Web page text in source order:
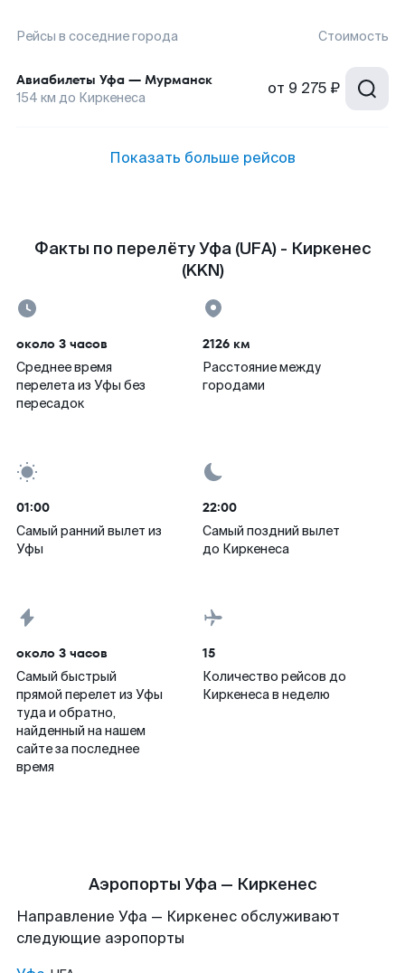
Рейсы в соседние города Стоимость
Авиабилеты Уфа — Мурманск
154 км до Киркенеса от 9 275 ₽
Показать больше рейсов
Факты по перелёту Уфа (UFA) - Киркенес
(KKN)
около 3 часов
Среднее время
перелета из Уфы без
пересадок
2126 км
Расстояние между
городами
01:00
Самый ранний вылет из
Уфы
22:00
Самый поздний вылет
до Киркенеса
около 3 часов
Самый быстрый
прямой перелет из Уфы
туда и обратно,
найденный на нашем
сайте за последнее
время
15
Количество рейсов до
Киркенеса в неделю
Аэропорты Уфа — Киркенес
Направление Уфа — Киркенес обслуживают
следующие аэропорты